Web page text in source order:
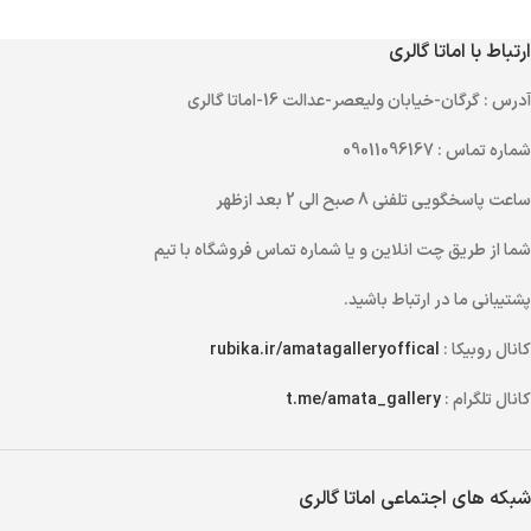
ارتباط با اماتا گالری
آدرس: گرگان-خیابان ولیعصر-عدالت 16-اماتا گالری
شماره تماس: 09011096167
ساعت پاسخگویی تلفنی
شما از طریقچت انلاینو یاشماره تماسفروشگاه با تیم
پشتیبانی ما در ارتباط باشید.
کانال روبیکا : rubika.ir/amatagalleryoffical
کانال تلگرام :t.me/amata_gallery
شبکه های اجتماعی اماتا گالری